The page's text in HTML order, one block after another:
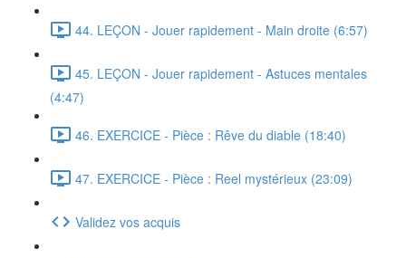
44. LEÇON - Jouer rapidement - Main droite (6:57)
45. LEÇON - Jouer rapidement - Astuces mentales
(4:47)
46. EXERCICE - Pièce : Rêve du diable (18:40)
47. EXERCICE - Pièce : Reel mystérieux (23:09)
Validez vos acquis